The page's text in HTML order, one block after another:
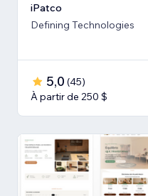
iPatco
Defining Technologies
5,0 (45)
À partir de 250 $